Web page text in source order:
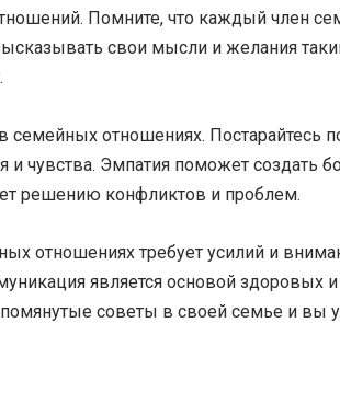
Помните, что каждый член
свои мысли и желания
отношениях. Постарайтесь
и чувства. Эмпатия поможет создать
решению конфликтов и проблем.
отношениях требует усилий и
является основой здоровых
советы в своей семье и вы